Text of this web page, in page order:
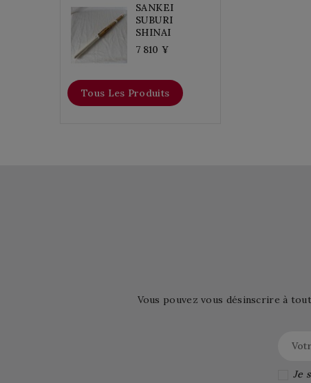
SANKEI
SUBURI
SHINAI
7 810 ¥
Tous Les Produits
Vous pouvez vous désinscrire à
Je